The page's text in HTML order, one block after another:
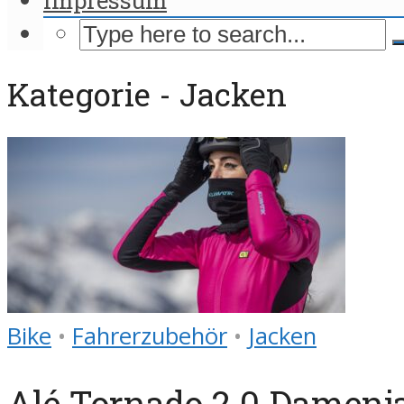
Kategorie - Jacken
Bike • Fahrerzubehör • Jacken